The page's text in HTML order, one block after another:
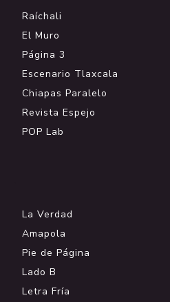
Raíchali
El Muro
Página 3
Escenario Tlaxcala
Chiapas Paralelo
Revista Espejo
POP Lab
La Verdad
Amapola
Pie de Página
Lado B
Letra Fría